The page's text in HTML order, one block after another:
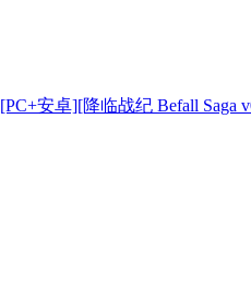
[PC+安卓][降临战纪 Befall Saga